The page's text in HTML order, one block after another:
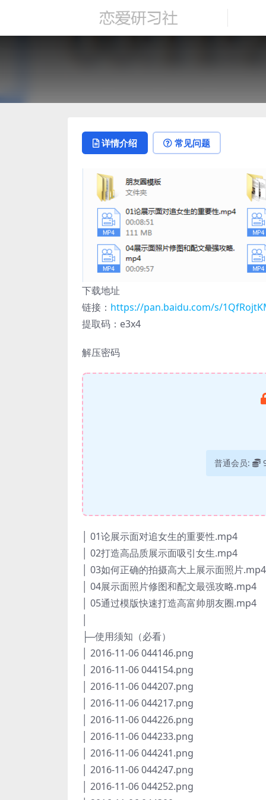
详情介绍 常见问题
下载地址
链接： https://pan.baidu.com/s/
提取码：e3x4
解压密码
普通会员:
│ 01论展示面对追女生的重要性.mp4
│ 02打造高品质展示面吸引女生.mp4
│ 03如何正确的拍摄高大上展示面照片.mp4
│ 04展示面照片修图和配文最强攻略.mp4
│ 05通过模版快速打造高富帅朋友圈.mp4
├─使用须知（必看）
│ 2016-11-06 044146.png
│ 2016-11-06 044154.png
│ 2016-11-06 044207.png
│ 2016-11-06 044217.png
│ 2016-11-06 044226.png
│ 2016-11-06 044233.png
│ 2016-11-06 044241.png
│ 2016-11-06 044247.png
│ 2016-11-06 044252.png